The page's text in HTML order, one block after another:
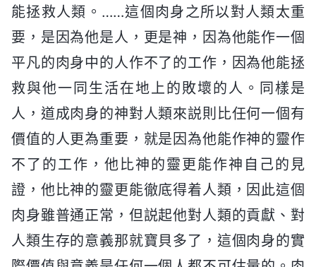
能拯救人類。……這個肉身之所以對人類太重
要，是因為他是人，更是神，因為他能作一個
平凡的肉身中的人作不了的工作，因為他能拯
救與他一同生活在地上的敗壞的人。同樣是
人，道成肉身的神對人類來説則比任何一個有
價值的人更為重要，就是因為他能作神的靈作
不了的工作，他比神的靈更能作神自己的見
證，他比神的靈更能徹底得着人類，因此這個
肉身雖普通正常，但説起他對人類的貢獻、對
人類生存的意義那就寶貝多了，這個肉身的實